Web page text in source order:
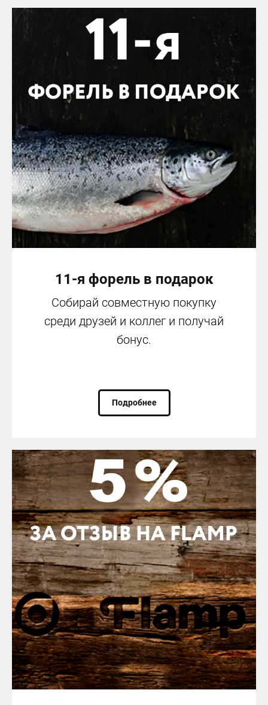
11-я форель в подарок
Собирай совместную покупку
среди друзей и коллег и получай
бонус.
Подробнее